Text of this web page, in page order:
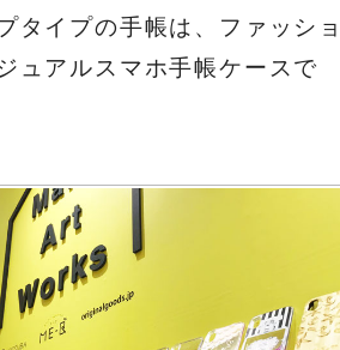
タイプの手帳は、ファッシ
ュアルスマホ手帳ケースで